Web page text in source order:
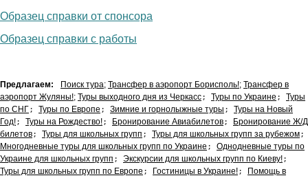
Образец справки от спонсора
Образец справки с работы
Предлагаем: Поиск тура; Трансфер в аэропорт Борисполь!; Трансфер в
аэропорт Жуляны!; Туры выходного дня из Черкасс; Туры по Украине ; Туры
по СНГ; Туры по Европе ; Зимние и горнолыжные туры ; Туры на Новый
Год!; Туры на Рождество!; Бронирование Авиабилетов;
Бронирование Ж/Д
билетов; Туры для школьных групп ; Туры для школьных групп за рубежом;
Многодневные туры для школьных групп по Украине ; Однодневные туры по
Украине для школьных групп ; Экскурсии для школьных групп по Киеву!;
Туры для школьных групп по Европе ; Гостиницы в Украине!;
Помощь в